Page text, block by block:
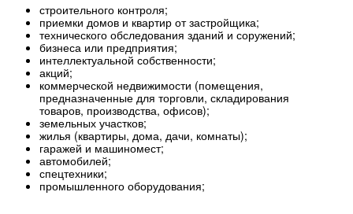
строительного контроля;
приемки домов и квартир от застройщика;
технического обследования зданий и соружений;
бизнеса или предприятия;
интеллектуальной собственности;
акций;
коммерческой недвижимости (помещения,
предназначенные для торговли, складирования
товаров, производства, офисов);
земельных участков;
жилья (квартиры, дома, дачи, комнаты);
гаражей и машиномест;
автомобилей;
спецтехники;
промышленного оборудования;